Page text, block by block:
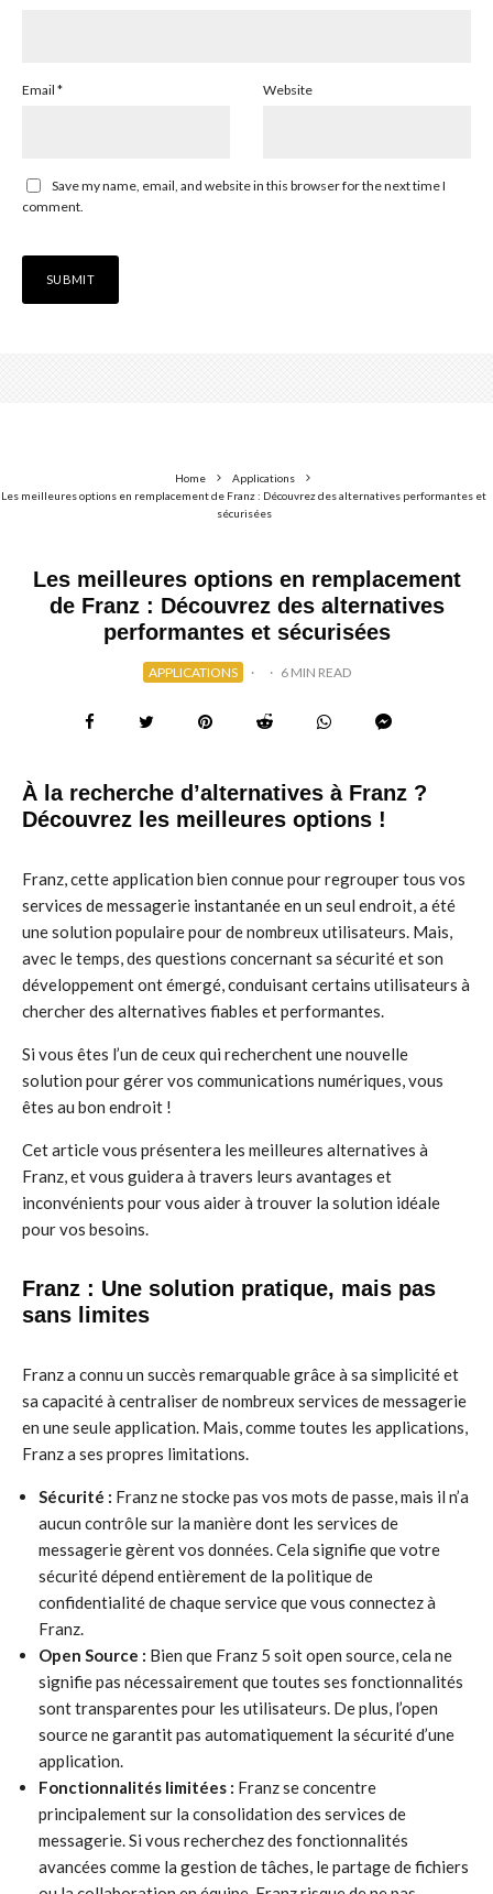
Email * Website
Save my name, email, and website in this browser for the next time I
comment.
Home
Applications
Les meilleures options en remplacement de Franz : Découvrez des alternatives performantes et
sécurisées
Les meilleures options en remplacement
de Franz : Découvrez des alternatives
performantes et sécurisées
APPLICATIONS · · 6 MIN READ
À la recherche d’alternatives à Franz ?
Découvrez les meilleures options !
Franz, cette application bien connue pour regrouper tous vos
services de messagerie instantanée en un seul endroit, a été
une solution populaire pour de nombreux utilisateurs. Mais,
avec le temps, des questions concernant sa sécurité et son
développement ont émergé, conduisant certains utilisateurs à
chercher des alternatives fiables et performantes.
Si vous êtes l’un de ceux qui recherchent une nouvelle
solution pour gérer vos communications numériques, vous
êtes au bon endroit !
Cet article vous présentera les meilleures alternatives à
Franz, et vous guidera à travers leurs avantages et
inconvénients pour vous aider à trouver la solution idéale
pour vos besoins.
Franz : Une solution pratique, mais pas
sans limites
Franz a connu un succès remarquable grâce à sa simplicité et
sa capacité à centraliser de nombreux services de messagerie
en une seule application. Mais, comme toutes les applications,
Franz a ses propres limitations.
Sécurité : Franz ne stocke pas vos mots de passe, mais il n’a
aucun contrôle sur la manière dont les services de
messagerie gèrent vos données. Cela signifie que votre
sécurité dépend entièrement de la politique de
confidentialité de chaque service que vous connectez à
Franz.
Open Source : Bien que Franz 5 soit open source, cela ne
signifie pas nécessairement que toutes ses fonctionnalités
sont transparentes pour les utilisateurs. De plus, l’open
source ne garantit pas automatiquement la sécurité d’une
application.
Fonctionnalités limitées : Franz se concentre
principalement sur la consolidation des services de
messagerie. Si vous recherchez des fonctionnalités
avancées comme la gestion de tâches, le partage de fichiers